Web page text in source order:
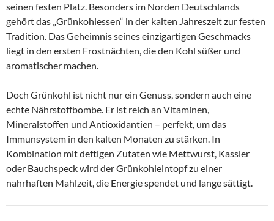
seinen festen Platz. Besonders im Norden Deutschlands
gehört das „Grünkohlessen“ in der kalten Jahreszeit zur festen
Tradition. Das Geheimnis seines einzigartigen Geschmacks
liegt in den ersten Frostnächten, die den Kohl süßer und
aromatischer machen.
Doch Grünkohl ist nicht nur ein Genuss, sondern auch eine
echte Nährstoffbombe. Er ist reich an Vitaminen,
Mineralstoffen und Antioxidantien – perfekt, um das
Immunsystem in den kalten Monaten zu stärken. In
Kombination mit deftigen Zutaten wie Mettwurst, Kassler
oder Bauchspeck wird der Grünkohleintopf zu einer
nahrhaften Mahlzeit, die Energie spendet und lange sättigt.